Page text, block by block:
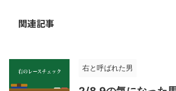
関連記事
右と呼ばれた男